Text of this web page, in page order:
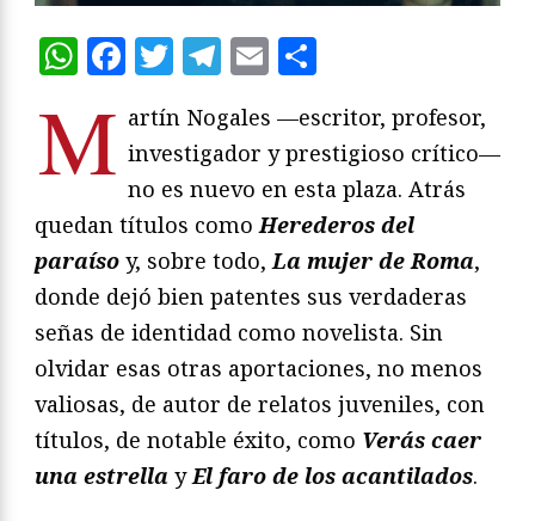
WhatsApp
Facebook
Twitter
Telegram
Email
M artín Nogales —escritor, profesor,
investigador y prestigioso crítico—
no es nuevo en esta plaza. Atrás
quedan títulos comoHerederos del
paraíso y, sobre todo,La mujer de Roma,
donde dejó bien patentes sus verdaderas
señas de identidad como novelista. Sin
olvidar esas otras aportaciones, no menos
valiosas, de autor de relatos juveniles, con
títulos, de notable éxito, como Verás caer
una estrella yEl faro de los acantilados.